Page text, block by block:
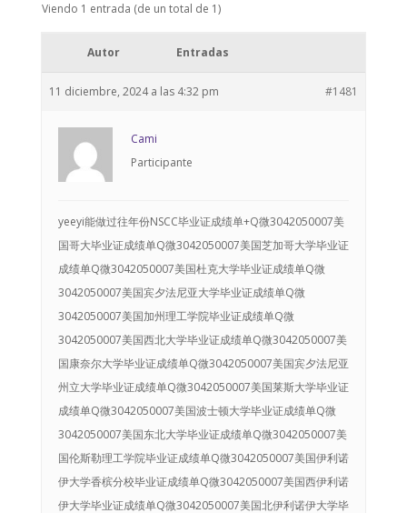
Viendo 1 entrada (de un total de 1)
Autor Entradas
11 diciembre, 2024 a las 4:32 pm #1481
Cami
Participante
yeeyi能做过往年份NSCC毕业证成绩单+Q微3042050007美国哥大毕业证成绩单Q微3042050007美国芝加哥大学毕业证成绩单Q微3042050007美国杜克大学毕业证成绩单Q微3042050007美国宾夕法尼亚大学毕业证成绩单Q微3042050007美国加州理工学院毕业证成绩单Q微3042050007美国西北大学毕业证成绩单Q微3042050007美国康奈尔大学毕业证成绩单Q微3042050007美国宾夕法尼亚州立大学毕业证成绩单Q微3042050007美国莱斯大学毕业证成绩单Q微3042050007美国波士顿大学毕业证成绩单Q微3042050007美国东北大学毕业证成绩单Q微3042050007美国伦斯勒理工学院毕业证成绩单Q微3042050007美国伊利诺伊大学香槟分校毕业证成绩单Q微3042050007美国西伊利诺伊大学毕业证成绩单Q微3042050007美国北伊利诺伊大学毕业证成绩单Q微3042050007美国南伊利诺伊州大学毕业证成绩单Q微3042050007美国伊利诺伊大学芝加哥分校毕业证成绩单Q微3042050007美国伊利诺伊大学春田分校毕业证成绩单Q微3042050007美国伊利诺伊理工学院毕业证成绩单Q微3042050007美国伊利诺伊州立大学毕业证成绩单Q微3042050007美国威斯康星大学麦迪逊分校毕业证成绩单Q微3042050007美国威大欧克莱尔分校毕业证成绩单Q微3042050007美国威大密尔沃基分校毕业证成绩单Q微3042050007美国威大奥什科什分校毕业证成绩单Q微3042050007美国威大斯托特分校毕业证成绩单Q微3042050007美国威大拉克罗斯分校毕业证成绩单Q微3042050007美国威大绿湾分校毕业证成绩单Q微3042050007美国威大普拉特维尔分校毕业证成绩单Q微3042050007美国威大白水分校毕业证成绩单Q微3042050007美国威大河瀑分校毕业证成绩单Q微3042050007美国迈阿密大学毕业证成绩单Q微3042050007美国华盛顿大学毕业证成绩单Q微3042050007美国华盛顿州立大学毕业证成绩单Q微3042050007美国乔治华盛顿大学毕业证成绩单Q微3042050007美国圣路易斯华盛顿大学毕业证成绩单Q微3042050007美国圣路易斯大学毕业证成绩单Q微3042050007美国耶什华大学毕业证成绩单Q微3042050007美国德州奥斯汀毕业证成绩单Q微3042050007美国怀俄明大学毕业证成绩单Q微3042050007美国霍华德大学毕业证成绩单Q微3042050007美国时尚设计商业学院毕业证成绩单Q微3042050007美国阿拉巴马大学毕业证成绩单Q微3042050007美国埃默里大学毕业证成绩单Q微3042050007美国爱荷华大学毕业证成绩单Q微3042050007美国爱荷华州立大学毕业证成绩单Q微3042050007美国北达科他州立大学毕业证成绩单Q微3042050007美国北达科他大学毕业证成绩单Q微3042050007美国福特海斯州立大学毕业证成绩单Q微3042050007美国北卡教堂山分校毕业证成绩单Q微3042050007美国北西雅图社区学院毕业证成绩单Q微3042050007美国西雅图大学毕业证成绩单Q微3042050007美国贝勒大学毕业证成绩单Q微3042050007美国伯克利城市学院毕业证成绩单Q微3042050007美国伯克利学院毕业证成绩单Q微3042050007美国布兰迪斯大学毕业证成绩单Q微3042050007美国丹佛大学毕业证成绩单Q微3042050007美国德保罗大学毕业证成绩单Q微3042050007美国德州大学达拉斯分校毕业证成绩单Q微3042050007美国德雷塞尔大学毕业证成绩单Q微3042050007美国德州理工大学毕业证成绩单Q微3042050007美国东华盛顿大学毕业证成绩单Q微3042050007美国俄亥俄大学毕业证成绩单Q微3042050007美国俄亥俄州立大学毕业证成绩单Q微3042050007美国俄克拉荷马城市大学毕业证成绩单Q微3042050007美国俄克拉荷马州立大学毕业证成绩单Q微3042050007美国俄勒冈大学毕业证成绩单Q微3042050007美国俄勒冈州立大学毕业证成绩单Q微3042050007美国恩波利亚州立大学毕业证成绩单Q微3042050007美国菲尔莱狄更斯大学毕业证成绩单Q微3042050007美国费舍尔学院毕业证成绩单Q微3042050007美国佛罗里达理工学院毕业证成绩单Q微3042050007美国佛罗里达大学毕业证成绩单Q微3042050007美国中佛罗里达大学毕业证成绩单Q微3042050007美国南佛罗里达大学毕业证成绩单Q微3042050007美国佛罗里达州立大学毕业证成绩单Q微3042050007美国佛蒙特大学毕业证成绩单Q微3042050007美国弗吉尼亚理工大学毕业证成绩单Q微3042050007美国弗吉尼亚联邦大学毕业证成绩单Q微3042050007美国弗吉尼亚大学毕业证成绩单Q微3042050007美国西弗吉尼亚大学毕业证成绩单Q微3042050007美国福特汉姆大学毕业证成绩单Q微3042050007美国加州伯克利毕业证成绩单Q微3042050007美国加州大学旧金山分校毕业证成绩单Q微3042050007美国加州大学圣地亚哥分校毕业证成绩单Q微3042050007美国加州大学洛杉矶分校毕业证成绩单Q微3042050007美国加州大学圣塔芭芭拉分校毕业证成绩单Q微3042050007美国加州大学戴维斯分校毕业证成绩单Q微3042050007美国加州大学河滨分校毕业证成绩单Q微3042050007美国加州大学欧文分校毕业证成绩单Q微3042050007美国加州大学尔湾分校毕业证成绩单Q微3042050007美国加州大学圣克鲁兹分校毕业证成绩单Q微3042050007美国加州大学美熹德分校毕业证成绩单Q微3042050007美国加州大学默塞德分校毕业证成绩单Q微3042050007美国加州州立大学北岭分校毕业证成绩单Q微3042050007美国加州州立大学东湾分校毕业证成绩单Q微3042050007美国加州州立大学长滩分校毕业证成绩单Q微3042050007美国加州州立大学圣贝纳迪诺分校毕业证成绩单Q微3042050007美国加州州立理工大学波莫纳分校毕业证成绩单Q微3042050007美国CSUF毕业证成绩单Q微3042050007美国旧金山大学毕业证成绩单Q微3042050007美国旧金山音乐学院毕业证成绩单Q微3042050007美国旧金山州立大学毕业证成绩单Q微3042050007美国卡内基梅隆大学毕业证成绩单Q微3042050007美国堪萨斯大学毕业证成绩单Q微3042050007美国堪萨斯州立大学毕业证成绩单Q微3042050007美国科罗拉多大学博尔德分校毕业证成绩单Q微3042050007美国克拉克大学毕业证成绩单Q微3042050007美国肯尼索州立大学毕业证成绩单Q微3042050007美国肯塔基大学毕业证成绩单Q微3042050007美国肯特州立大学毕业证成绩单Q微3042050007美国拉文大学毕业证成绩单Q微3042050007美国罗彻斯特大学毕业证成绩单Q微3042050007美国洛约拉马利蒙特大学毕业证成绩单Q微3042050007美国麻省大学波士顿分校毕业证成绩单Q微3042050007美国麻省大学安默斯特分校毕业证成绩单Q微3042050007美国麻省理工学毕业证成绩单Q微3042050007美国马凯特大学毕业证成绩单Q微3042050007美国马里兰大学毕业证成绩单Q微3042050007美国玛丽.哈丁-贝勒大学毕业证成绩单Q微3042050007美国迈阿密大学-牛津毕业证成绩单Q微3042050007美国蒙特圣安东尼奥学院毕业证成绩单Q微3042050007美国密苏里大学哥伦比亚分校毕业证成绩单Q微3042050007美国密苏里州立大学毕业证成绩单Q微3042050007美国密苏里大学堪萨斯分校毕业证成绩单Q微3042050007美国密苏里大学圣路易斯分校毕业证成绩单Q微3042050007美国密苏里科技大学毕业证成绩单Q微3042050007美国密歇根安娜堡分校毕业证成绩单Q微3042050007美国东密歇根大学毕业证成绩单Q微3042050007美国WMU毕业证成绩单Q微3042050007美国北密歇根大学毕业证成绩单Q微3042050007美国中央密歇根大学毕业证成绩单Q微3042050007美国密歇根理工大学毕业证成绩单Q微3042050007美国密歇根州立大学毕业证成绩单Q微3042050007美国休斯敦大学毕业证成绩单Q微3042050007美国明尼苏达大学双城分校毕业证成绩单Q微3042050007美国明尼苏达大学杜鲁斯分校毕业证成绩单Q微3042050007美国明尼苏达大学莫里斯分校毕业证成绩单Q微3042050007美国明尼苏达大学Crookston毕业证成绩单Q微3042050007美国明尼苏达大学Rochester毕业证成绩单Q微3042050007美国明尼苏达圣玛丽大学毕业证成绩单Q微3042050007美国南加大毕业证成绩单Q微3042050007美国南卡罗来纳大学毕业证成绩单Q微3042050007美国南卫理公会大学毕业证成绩单Q微3042050007美国内布拉斯加林肯分校毕业证成绩单Q微3042050007美国拉斯维加斯大学毕业证成绩单Q微3042050007美国纽约大学毕业证成绩单Q微3042050007美国纽约理工学院毕业证成绩单Q微3042050007美国纽约巴鲁克学院毕业证成绩单Q微3042050007美国纽约布法罗大学毕业证成绩单Q微3042050007美国纽约布鲁克林学院毕业证成绩单Q微3042050007美国纽约皇后学院毕业证成绩单Q微3042050007美国纽约石溪大学毕业证成绩单Q微3042050007美国纽约宾汉姆顿大学毕业证成绩单Q微3042050007美国纽约圣约翰大学毕业证成绩单Q微3042050007美国纽约视觉艺术学院毕业证成绩单Q微3042050007美国纽约奥尔巴尼大学毕业证成绩单Q微3042050007美国欧文河谷学院毕业证成绩单Q微3042050007美国帕森斯设计学院毕业证成绩单Q微3042050007美国佩珀代因大学毕业证成绩单Q微3042050007美国佩斯大学毕业证成绩单Q微3042050007美国匹兹堡大学毕业证成绩单Q微3042050007美国普渡大学毕业证成绩单Q微3042050007美国约翰逊威尔士大学毕业证成绩单Q微3042050007美国圣地亚哥大学毕业证成绩单Q微3042050007美国圣地亚哥州立大学毕业证成绩单Q微3042050007美国圣何塞州立大学毕业证成绩单Q微3042050007美国圣马特奥学院毕业证成绩单Q微3042050007美国圣莫尼卡学院毕业证成绩单Q微3042050007美国塔尔萨大学毕业证成绩单Q微3042050007美国太平洋大学毕业证成绩单Q微3042050007美国特拉华大学毕业证成绩单Q微3042050007美国特洛伊大学毕业证成绩单Q微3042050007美国天普大学毕业证成绩单Q微3042050007美国田纳西大学毕业证成绩单Q微3042050007美国托莱多大学毕业证成绩单Q微3042050007美国南新罕布什尔大学毕业证成绩单Q微3042050007美国雪城大学毕业证成绩单Q微3042050007美国亚利桑那大学毕业证成绩单Q微3042050007美国亚利桑那州立大学毕业证成绩单Q微3042050007美国耶鲁大学毕业证成绩单Q微3042050007美国印第安纳大学伯明顿主校区毕业证成绩单Q微3042050007美国犹他州立大学毕业证成绩单Q微3042050007美国犹他大学毕业证成绩单Q微3042050007美国内华达雷诺大学毕业证成绩单Q微3042050007美国康涅狄格大学毕业证成绩单Q微3042050007美国约翰霍普金斯大学毕业证成绩单Q微3042050007美国杜兰大学毕业证成绩单Q微3042050007美国芝加哥艺术学院毕业证成绩单Q微3042050007美国旧金山艺术学院毕业证成绩单Q微3042050007美国路易斯安那州立大学毕业证成绩单Q微3042050007美国路易斯安那理工大学毕业证成绩单Q微3042050007美国泽维尔大学毕业证成绩单Q微3042050007美国加州州立洛杉矶分校毕业证成绩单Q微3042050007美国辛辛那提大学毕业证成绩单Q微3042050007美国新泽西理工学院毕业证成绩单Q微3042050007美国密西西比大学毕业证成绩单Q微3042050007美国南密西西比大学毕业证成绩单Q微3042050007美国密西西比州立大学毕业证成绩单Q微3042050007美国夏威夷大学毕业证成绩单Q微3042050007美国萨福克大学毕业证成绩单Q微3042050007美国科罗拉多丹佛校区毕业证成绩单Q微3042050007美国科罗拉多斯普林司分校毕业证成绩单Q微3042050007美国科罗拉多州立大学毕业证成绩单Q微3042050007美国杨百翰大学毕业证成绩单Q微3042050007美国佐治亚理工学院毕业证成绩单Q微3042050007美国乔治敦大学毕业证成绩单Q微3042050007美国南达科他大学毕业证成绩单Q微3042050007美国南达科他州立大学毕业证成绩单Q微3042050007美国乔治梅森大学毕业证成绩单Q微3042050007美国代顿大学毕业证成绩单Q微3042050007美国德州大学阿灵顿分校毕业证成绩单Q微3042050007美国德州大学圣安东尼奥分校毕业证成绩单Q微3042050007美国凤凰城大学毕业证成绩单Q微3042050007美国北卡大学夏洛特分校毕业证成绩单Q微3042050007美国北卡大学格林波若分校毕业证成绩单Q微3042050007美国北卡州立大学毕业证成绩单Q微3042050007美国佐治亚大学毕业证成绩单Q微3042050007美国麻省大学洛威尔分校毕业证成绩单Q微3042050007美国麻省大学达特茅斯分校毕业证成绩单Q微3042050007美国凯斯西储大学毕业证成绩单Q微3042050007美国新墨西哥大学毕业证成绩单Q微3042050007美国波尔州立大学毕业证成绩单Q微3042050007美国美利坚大学毕业证成绩单Q微3042050007美国加州州立大学萨克拉门托分校毕业证成绩单Q微3042050007美国IU毕业证成绩单Q微3042050007美国普瑞特艺术学院 毕业证成绩单Q微3042050007美国罗格斯大学毕业证成绩单Q微3042050007美国纽约市立学院毕业证成绩单Q微3042050007美国纽约长岛大学毕业证成绩单Q微3042050007美国斯蒂文斯理工学院毕业证成绩单Q微3042050007美国西阿拉巴马大学毕业证成绩单Q微3042050007美国西北密苏里州立大学毕业证成绩单Q微3042050007美国纽约时装技术学院毕业证成绩单Q微3042050007美国福赛大学毕业证成绩单Q微3042050007美国南哥伦比亚大学毕业证成绩单Q微3042050007美国鲍林格林州立大学毕业证成绩单Q微3042050007美国圣塔克拉拉大学毕业证成绩单Q微3042050007美国金门大学毕业证成绩单Q微3042050007美国伍斯特理工学院毕业证成绩单Q微3042050007美国普林斯顿大学毕业证成绩单Q微3042050007加拿大多伦多大学毕业证成绩单Q微3042050007加拿大渥太华大学毕业证成绩单Q微3042050007加拿大约克大学毕业证成绩单Q微3042050007加拿大西安大略大学毕业证成绩单Q微3042050007加拿大滑铁卢大学毕业证成绩单Q微3042050007加拿大麦克马斯特大学毕业证成绩单Q微3042050007加拿大圭尔夫大学毕业证成绩单Q微3042050007加拿大卡尔顿大学毕业证毕业证成绩单Q微3042050007加拿大皇后大学毕业证成绩单Q微3042050007加拿大布鲁克大学毕业证成绩单Q微3042050007加拿大湖首大学毕业证成绩单Q微3042050007加拿大博学学院毕业证成绩单Q微3042050007加拿大温莎大学毕业证成绩单Q微3042050007加拿大劳瑞尔大学毕业证成绩单Q微3042050007加拿大瑞尔森大学毕业证成绩单Q微3042050007加拿大百年理工毕业证成绩单Q微3042050007加拿大特伦特大学毕业证成绩单Q微3042050007加拿大安大略理工大学毕业证成绩单Q微3042050007加拿大劳伦森大学毕业证成绩单Q微3042050007加拿大尼皮辛大学毕业证成绩单Q微3042050007加拿大UBC毕业证成绩单Q微3042050007加拿大西蒙菲莎大学毕业证成绩单Q微3042050007加拿大西蒙弗雷泽大学毕业证成绩单Q微3042050007加拿大温哥华社区学院毕业证成绩单Q微3042050007加拿大温哥华首相酒店管理学院毕业证成绩单Q微3042050007加拿大维多利亚大学毕业证成绩单Q微3042050007加拿大昆特兰理工大学毕业证成绩单Q微3042050007加拿大汤普森河大学毕业证成绩单Q微3042050007加拿大温哥华岛大学毕业证成绩单Q微3042050007加拿大西三一大学毕业证成绩单Q微3042050007加拿大皇家大学毕业证成绩单Q微3042050007加拿大菲莎河谷大学毕业证成绩单Q微3042050007加拿大奥肯那根学院毕业证成绩单Q微3042050007加拿大道格拉斯学院毕业证成绩单Q微3042050007加拿大阿尔伯塔大学毕业证成绩单Q微3042050007加拿大卡尔加里大学毕业证成绩单Q微3042050007加拿大皇家山大学毕业证成绩单Q微3042050007加拿大阿萨巴斯卡大学毕业证成绩单Q微3042050007加拿大萨斯喀彻温大学毕业证成绩单Q微3042050007加拿大里贾纳大学毕业证成绩单Q微3042050007加拿大布兰登大学毕业证成绩单Q微3042050007加拿大达尔豪斯大学毕业证成绩单Q微3042050007加拿大圣玛丽大学毕业证成绩单Q微3042050007加拿大凯波布兰顿大学毕业证成绩单Q微3042050007加拿大阿卡迪亚大学毕业证成绩单Q微3042050007加拿大圣文森山大学毕业证成绩单Q微3042050007加拿大卡毕兰诺大学毕业证成绩单Q微3042050007加拿大麦吉尔大学毕业证成绩单Q微3042050007加拿大康考迪亚大学毕业证成绩单Q微3042050007加拿大拉瓦尔大学毕业证成绩单Q微3042050007加拿大蒙特利尔大学毕业证成绩单Q微3042050007加拿大魁北克大学毕业证成绩单Q微3042050007加拿大谢布克大学毕业证成绩单Q微3042050007加拿大温尼伯大学毕业证成绩单Q微3042050007加拿大曼尼托巴大学毕业证成绩单Q微3042050007加拿大兰加拉学院毕业证成绩单Q微3042050007加拿大新不伦瑞克大学毕业证成绩单Q微3042050007加拿大卑诗理工学院毕业证成绩单Q微3042050007加拿大北英属哥伦比亚大学毕业证成绩单Q微3042050007加拿大北阿尔伯塔理工学毕业证成绩单Q微3042050007加拿大高贵林学院毕业证成绩单Q微3042050007加拿大圣力嘉学院毕业证成绩单Q微3042050007加拿大乔治布朗学院毕业证成绩单Q微3042050007加拿大莱斯布里奇大学毕业证成绩单Q微3042050007加拿大尼亚加拉学院毕业证成绩单Q微3042050007加拿大汉博学院毕业证成绩单Q微3042050007加拿大康尼斯多加学院毕业证成绩单Q微3042050007加拿大范莎学院毕业证成绩单Q微3042050007加拿大亚岗昆学院毕业证成绩单Q微3042050007加拿大卡莫森学院毕业证成绩单Q微3042050007加拿大圣劳伦斯学院毕业证成绩单Q微3042050007加拿大亚历山大学院毕业证成绩单Q微3042050007加拿大谢尔丹学院毕业证成绩单Q微3042050007加拿大拉萨尔学院毕业证成绩单Q微3042050007澳洲悉尼大学毕业证成绩单Q微3042050007澳洲新南威尔士大学毕业证成绩单Q微3042050007澳洲麦考瑞大学毕业证成绩单Q微3042050007澳洲悉尼科技大学毕业证成绩单Q微3042050007澳洲卧龙岗大学毕业证成绩单Q微3042050007澳洲纽卡斯尔大学毕业证成绩单Q微3042050007澳洲新英格兰大学毕业证成绩单Q微3042050007澳洲查尔斯特大学毕业证成绩单Q微3042050007澳洲西悉尼大学毕业证成绩单Q微3042050007澳洲南十字星大学毕业证成绩单Q微3042050007澳洲墨尔本大学毕业证成绩单Q微3042050007澳洲莫纳什大学毕业证成绩单Q微3042050007澳洲迪肯大学毕业证成绩单Q微3042050007澳洲拉筹伯大学毕业证成绩单Q微3042050007澳洲RMIT毕业证成绩单Q微3042050007澳洲斯威本科技大学毕业证成绩单Q微3042050007澳洲维多利亚大学毕业证成绩单Q微3042050007澳洲联邦大学毕业证成绩单Q微3042050007澳洲昆士兰大学毕业证成绩单Q微3042050007澳洲昆士兰科技大学毕业证成绩单Q微3042050007澳洲邦德大学毕业证成绩单Q微3042050007澳洲格里菲斯大学毕业证成绩单Q微3042050007澳洲詹姆斯库克大学毕业证成绩单Q微3042050007澳洲天主教大学毕业证成绩单Q微3042050007澳洲南昆士兰大学毕业证成绩单Q微3042050007澳洲中央昆士兰大学毕业证成绩单Q微3042050007澳洲阳光海岸大学毕业证成绩单Q微3042050007澳洲西澳大学毕业证成绩单Q微3042050007澳洲科廷科技大学毕业证成绩单Q微3042050007澳洲莫道克大学毕业证成绩单Q微3042050007澳洲埃迪斯科文大学毕业证成绩单Q微3042050007澳洲阿德莱德大学毕业证成绩单Q微3042050007澳洲南澳大学毕业证成绩单Q微3042050007澳洲弗林德斯大学毕业证成绩单Q微3042050007澳洲塔斯马尼亚大学毕业证成绩单Q微3042050007澳洲国立大学毕业证成绩单Q微3042050007澳洲堪培拉大学毕业证成绩单Q微3042050007澳洲查尔斯达尔文大学毕业证成绩单Q微3042050007英国伦敦政治经济学院毕业证成绩单Q微3042050007英国圣安德鲁斯大学毕业证成绩单Q微3042050007英国伦敦大学学院毕业证成绩单Q微3042050007英国伦敦卡斯商学院毕业证成绩单Q微3042050007英国杜伦大学毕业证成绩单Q微3042050007英国帝国理工学院毕业证成绩单Q微3042050007英国南安普顿大学毕业证成绩单Q微3042050007英国北安普顿大学毕业证成绩单Q微3042050007英国中央兰开夏大学毕业证成绩单Q微3042050007英国华威大学毕业证成绩单Q微3042050007英国兰卡斯特大学毕业证成绩单Q微3042050007英国拉夫堡大学LU毕业证成绩单Q微3042050007英国伯明翰大学毕业证成绩单Q微3042050007英国伯明翰城市大学毕业证成绩单Q微3042050007英国曼彻斯特大学毕业证成绩单Q微3042050007英国考文垂大学毕业证成绩单Q微3042050007英国东英吉利大学毕业证成绩单Q微3042050007英国爱丁堡大学毕业证成绩单Q微3042050007英国格拉斯哥大学毕业证成绩单Q微3042050007英国谢菲尔德大学毕业证成绩单Q微3042050007英国皇家霍洛威学院毕业证成绩单Q微3042